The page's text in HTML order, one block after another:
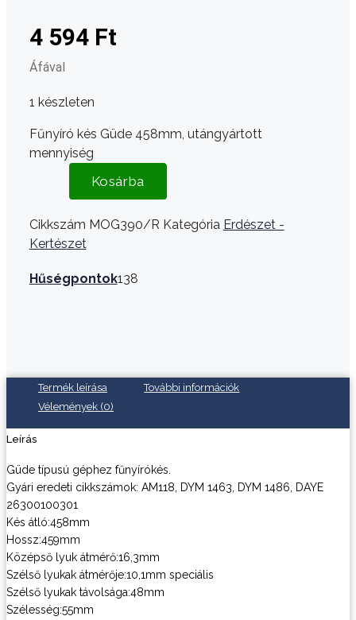
4 594 Ft
Áfával
1 készleten
Fűnyíró kés Güde 458mm, utángyártott
mennyiség
Kosárba
Cikkszám MOG390/R Kategória Erdészet -
Kertészet
Hűségpontok138
Termék leírása
További információk
Vélemények (0)
Leírás
Güde típusú géphez fűnyírókés.
Gyári eredeti cikkszámok: AM118, DYM 1463, DYM 1486, DAYE
26300100301
Kés átló:458mm
Hossz:459mm
Középső lyuk átmérő:16,3mm
Szélső lyukak átmérője:10,1mm speciális
Szélső lyukak távolsága:48mm
Szélesség:55mm